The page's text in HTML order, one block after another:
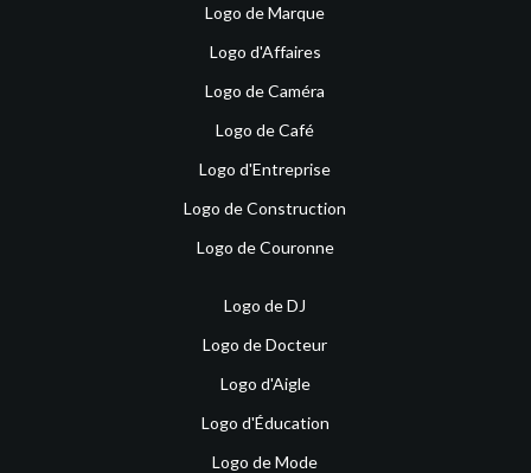
Logo de Marque
Logo d'Affaires
Logo de Caméra
Logo de Café
Logo d'Entreprise
Logo de Construction
Logo de Couronne
Logo de DJ
Logo de Docteur
Logo d'Aigle
Logo d'Éducation
Logo de Mode